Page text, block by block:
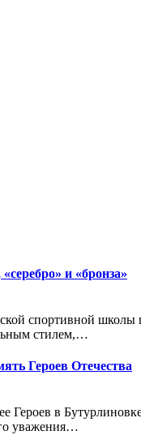
и «бронза»
спортивной школы
стилем,…
Героев Отечества
Героев в
уважения…